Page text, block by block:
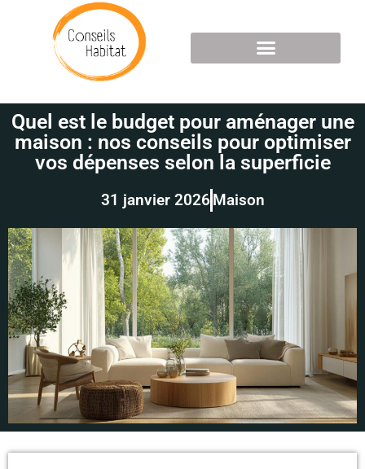
Quel est le budget pour aménager une
maison : nos conseils pour optimiser
vos dépenses selon la superficie
31 janvier 2026Maison